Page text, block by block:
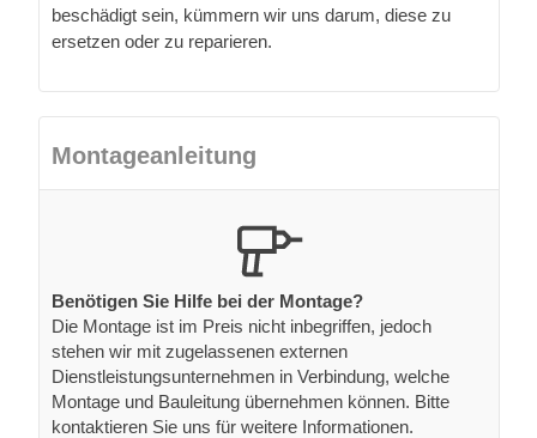
beschädigt sein, kümmern wir uns darum, diese zu
ersetzen oder zu reparieren.
Montageanleitung
Benötigen Sie Hilfe bei der Montage?
Die Montage ist im Preis nicht inbegriffen, jedoch
stehen wir mit zugelassenen externen
Dienstleistungsunternehmen in Verbindung, welche
Montage und Bauleitung übernehmen können. Bitte
kontaktieren Sie uns für weitere Informationen.